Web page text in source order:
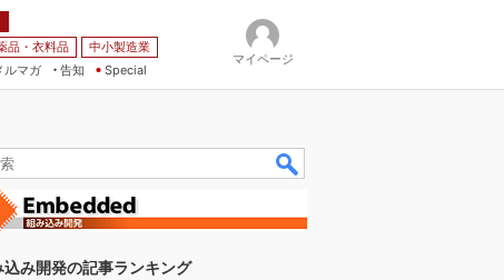
品・衣料品
中小製造業
ルマガ
告知 Special
マイページ
込み開発の記事ランキング